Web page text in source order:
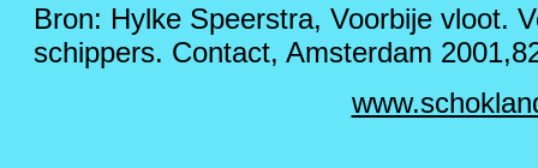
Bron: Hylke Speerstra, Voorbije vloot.
schippers. Contact, Amsterdam